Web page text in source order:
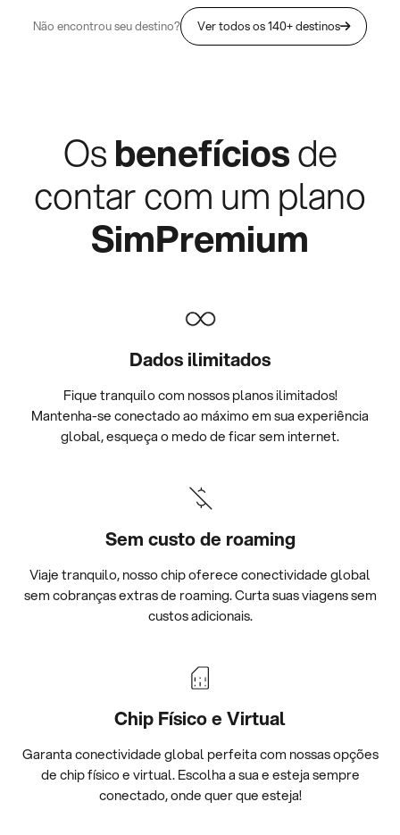
Não encontrou seu destino? Ver todos os 140+ destinos
Osbenefíciosde
contar com um plano
SimPremium
Dados ilimitados
Fique tranquilo com nossos planos ilimitados!
Mantenha-se conectado ao máximo em sua experiência
global, esqueça o medo de ficar sem internet.
Sem custo de roaming
Viaje tranquilo, nosso chip oferece conectividade global
sem cobranças extras de roaming. Curta suas viagens sem
custos adicionais.
Chip Físico e Virtual
Garanta conectividade global perfeita com nossas opções
de chip físico e virtual. Escolha a sua e esteja sempre
conectado, onde quer que esteja!